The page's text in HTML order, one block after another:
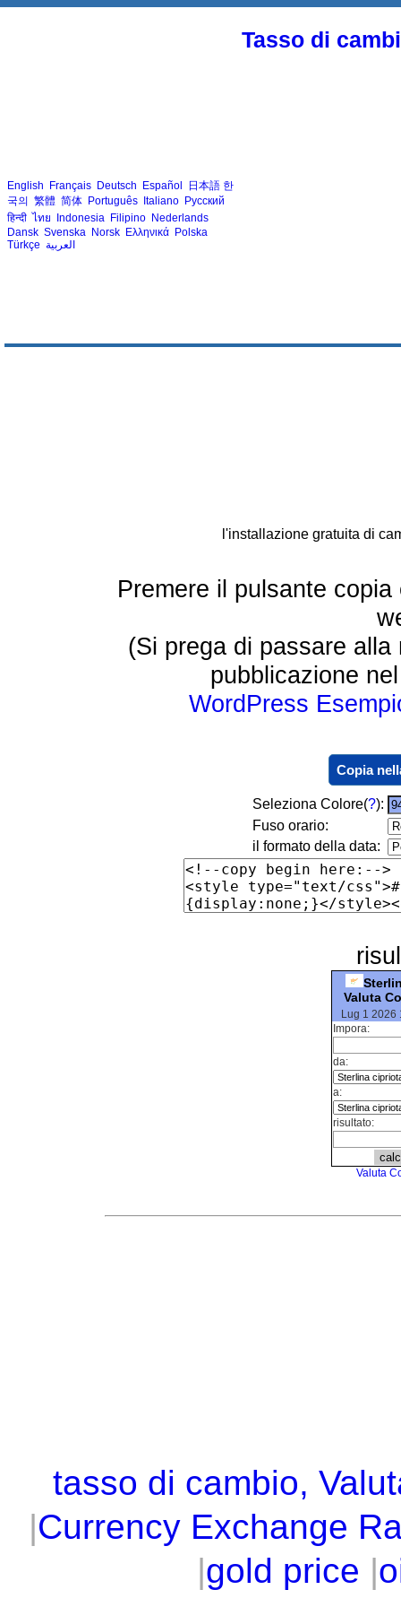
Tasso di
English Français Deutsch Español 日本語 한
국의 繁體 简体 Português Italiano Русский
हिन्दी ไทย Indonesia Filipino Nederlands
Dansk Svenska Norsk Ελληνικά Polska
Türkçe العربية
l'installazione gratuita di
Premere il pulsante
(Si prega di passare
pubblicazione
WordPress
Copia
Seleziona Colore(?):
Fuso orario:
il formato della data:
Valuta
Lug 1 2026
Impora:
da:
a:
risultato:
Valuta
tasso di cambio,
|Currency Exchange
|gold price |